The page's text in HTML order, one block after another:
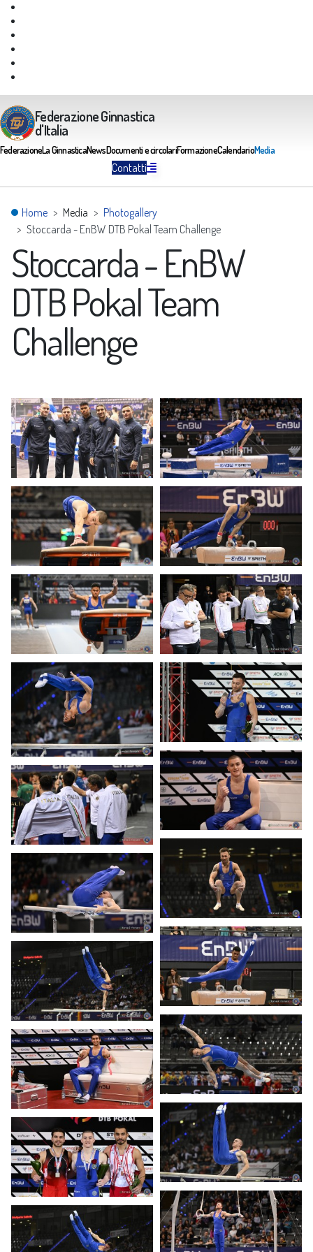
Federazione Ginnastica
d'Italia
FederazioneLa GinnasticaNewsDocumenti e circolariFormazioneCalendarioMedia
Contatti
Home Media
Photogallery
Stoccarda - EnBW DTB Pokal Team Challenge
Stoccarda - EnBW
DTB Pokal Team
Challenge